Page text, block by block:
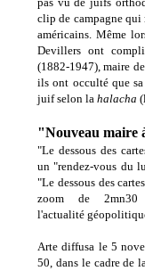
clip de campagne qui
américains. Même
Devillers ont
(1882-1947), maire
ils ont occulté que
juif selon la halacha
"Nouveau maire
"Le dessous des
un "rendez-vous du
"Le dessous des
zoom de 2mn30
l'actualité
Arte diffusa le 5
50, dans le cadre de